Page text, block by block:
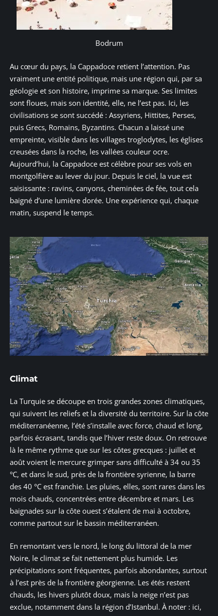
Bodrum
Au cœur du pays, la Cappadoce retient l’attention. Pas
vraiment une entité politique, mais une région qui, par sa
géologie et son histoire, imprime sa marque. Ses limites
sont floues, mais son identité, elle, ne l’est pas. Ici, les
civilisations se sont succédé : Assyriens, Hittites, Perses,
puis Grecs, Romains, Byzantins. Chacun a laissé une
empreinte, visible dans les villages troglodytes, les églises
creusées dans la roche, les vallées couleur ocre.
Aujourd’hui, la Cappadoce est célèbre pour ses vols en
montgolfière au lever du jour. Depuis le ciel, la vue est
saisissante : ravins, canyons, cheminées de fée, tout cela
baigné d’une lumière dorée. Une expérience qui, chaque
matin, suspend le temps.
Climat
La Turquie se découpe en trois grandes zones climatiques,
qui suivent les reliefs et la diversité du territoire. Sur la côte
méditerranéenne, l’été s’installe avec force, chaud et long,
parfois écrasant, tandis que l’hiver reste doux. On retrouve
là le même rythme que sur les côtes grecques : juillet et
août voient le mercure grimper sans difficulté à 34 ou 35
°C, et dans le sud, près de la frontière syrienne, la barre
des 40 °C est franchie. Les pluies, elles, sont rares dans les
mois chauds, concentrées entre décembre et mars. Les
baignades sur la côte ouest s’étalent de mai à octobre,
comme partout sur le bassin méditerranéen.
En remontant vers le nord, le long du littoral de la mer
Noire, le climat se fait nettement plus humide. Les
précipitations sont fréquentes, parfois abondantes, surtout
à l’est près de la frontière géorgienne. Les étés restent
chauds, les hivers plutôt doux, mais la neige n’est pas
exclue, notamment dans la région d’Istanbul. À noter : ici,